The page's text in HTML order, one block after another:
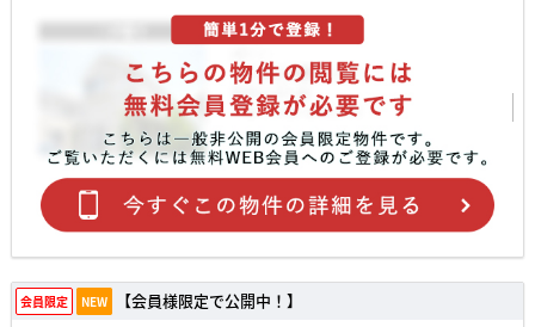
会員限定 NEW 【会員様限定で公開中！】